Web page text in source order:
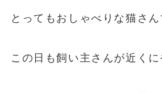
とってもおしゃべりな猫さん
この日も飼い主さんが近く